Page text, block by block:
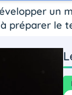
un
préparer le